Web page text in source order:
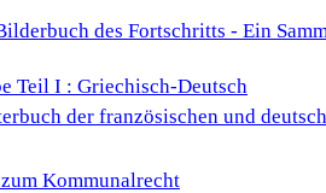
des Fortschritts - Ein
Teil I : Griechisch-Deutsch
der französischen und
Kommunalrecht